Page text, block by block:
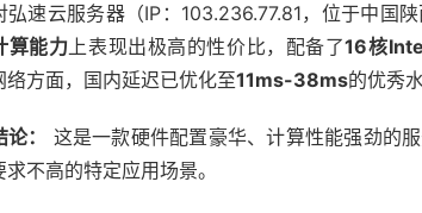
弘速云服务器（IP：103.236.77.81，位于中国
算能力上表现出极高的性价比，配备了16核
络方面，国内延迟已优化至11ms-38ms的优秀
：
这是一款硬件配置豪华、计算性能强劲的
不高的特定应用场景。